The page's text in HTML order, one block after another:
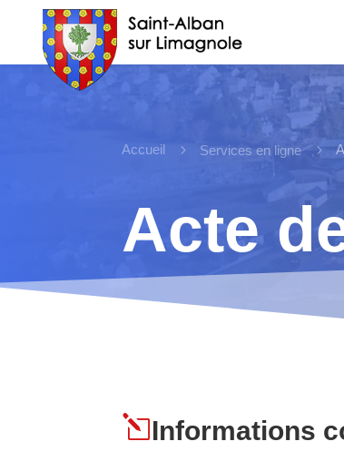
Accueil 5 Services en ligne 5
Acte
lInformations